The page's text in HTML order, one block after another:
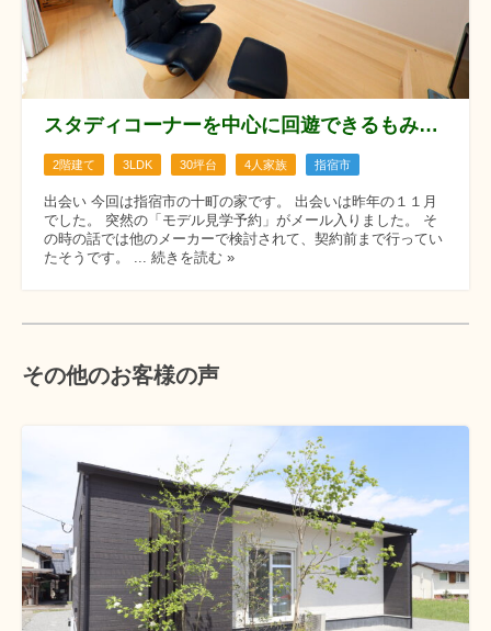
スタディコーナーを中心に回遊できるもみの木の家
2階建て 3LDK 30坪台 4人家族 指宿市
出会い 今回は指宿市の十町の家です。 出会いは昨年の１１月
でした。 突然の「モデル見学予約」がメール入りました。 そ
の時の話では他のメーカーで検討されて、契約前まで行ってい
たそうです。 ... 続きを読む »
その他のお客様の声